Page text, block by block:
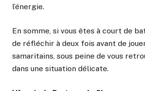
l’énergie.
En somme, si vous êtes à court de
de réfléchir à deux fois avant de
samaritains, sous peine de vous
dans une situation délicate.